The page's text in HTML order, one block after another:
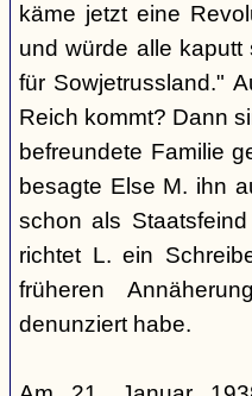
käme jetzt eine
und würde alle
für Sowjetrussland."
Reich kommt? Dann
befreundete Familie
besagte Else M. ihn
schon als
richtet L. ein
früheren
denunziert habe.